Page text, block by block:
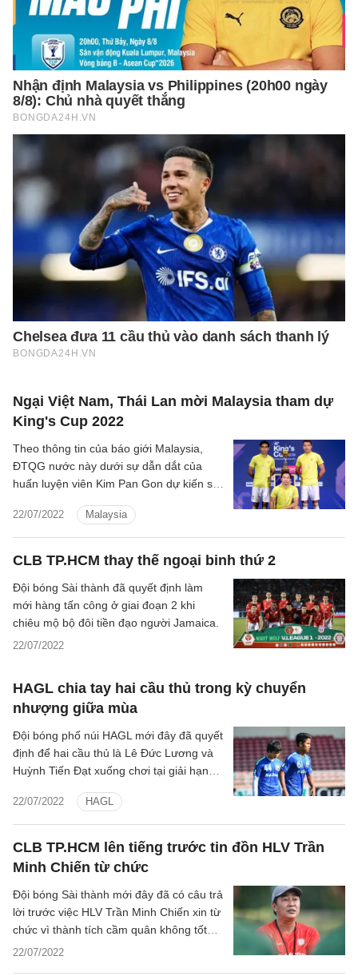
Ngại Việt Nam, Thái Lan mời Malaysia tham dự
King's Cup 2022
22/07/2022 Malaysia
Theo thông tin của báo giới Malaysia,
ĐTQG nước này dưới sự dẫn dắt của
huấn luyện viên Kim Pan Gon dự kiến sẽ
tháng 9 tới đây.
CLB TP.HCM thay thế ngoại binh thứ 2
22/07/2022
Đội bóng Sài thành đã quyết định làm
mới hàng tấn công ở giai đoạn 2 khi
chiêu mộ bộ đôi tiền đạo người Jamaica.
HAGL chia tay hai cầu thủ trong kỳ chuyển
nhượng giữa mùa
22/07/2022 HAGL
Đội bóng phố núi HAGL mới đây đã quyết
định để hai cầu thủ là Lê Đức Lương và
Huỳnh Tiến Đạt xuống chơi tại giải hạng
Dân.
CLB TP.HCM lên tiếng trước tin đồn HLV Trần
Minh Chiến từ chức
22/07/2022
Đội bóng Sài thành mới đây đã có câu trả
lời trước việc HLV Trần Minh Chiến xin từ
chức vì thành tích cầm quân không tốt
trong thời gian qua.